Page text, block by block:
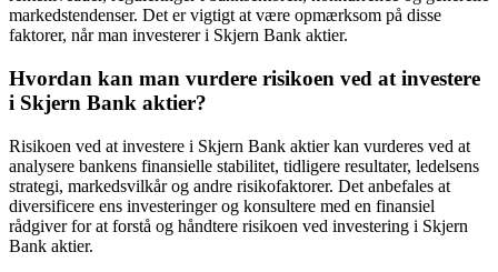
markedstendenser. Det er vigtigt at være opmærksom på disse
faktorer, når man investerer i Skjern Bank aktier.
Hvordan kan man vurdere risikoen ved at investere
i Skjern Bank aktier?
Risikoen ved at investere i Skjern Bank aktier kan vurderes ved at
analysere bankens finansielle stabilitet, tidligere resultater, ledelsens
strategi, markedsvilkår og andre risikofaktorer. Det anbefales at
diversificere ens investeringer og konsultere med en finansiel
rådgiver for at forstå og håndtere risikoen ved investering i Skjern
Bank aktier.